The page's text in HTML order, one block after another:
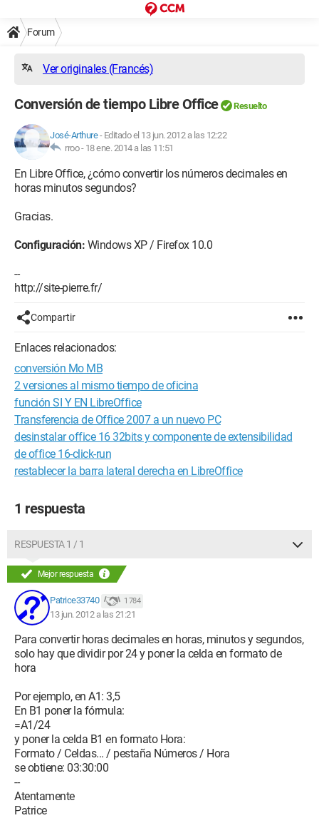
Forum
Ver originales (Francés)
Conversión de tiempo Libre Office Resuelto
José-Arthure- Editado el 13 jun. 2012 a las 12:22
rroo - 18 ene. 2014 a las 11:51
En Libre Office, ¿cómo convertir los números decimales en
horas minutos segundos?
Gracias.
Configuración: Windows XP / Firefox 10.0
--
http://site-pierre.fr/
Compartir
Enlaces relacionados:
conversión Mo MB
2 versiones al mismo tiempo de oficina
función SI Y EN LibreOffice
Transferencia de Office 2007 a un nuevo PC
desinstalar office 16 32bits y componente de extensibilidad
de office 16-click-run
restablecer la barra lateral derecha en LibreOffice
1 respuesta
RESPUESTA 1 / 1
Mejor respuesta
Patrice33740 1 784
13 jun. 2012 a las 21:21
Para convertir horas decimales en horas, minutos y segundos,
solo hay que dividir por 24 y poner la celda en formato de
hora
Por ejemplo, en A1: 3,5
En B1 poner la fórmula:
=A1/24
y poner la celda B1 en formato Hora:
Formato / Celdas... / pestaña Números / Hora
se obtiene: 03:30:00
--
Atentamente
Patrice